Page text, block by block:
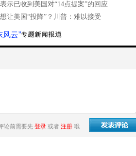
示已收到美国对“14点提案”的回应
让美国“投降”？川普：难以接受
风云”
论前需要先 登录 或者 注册 哦